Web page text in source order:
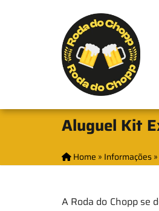
Aluguel Kit
Home » Informações»
A Roda do Chopp se